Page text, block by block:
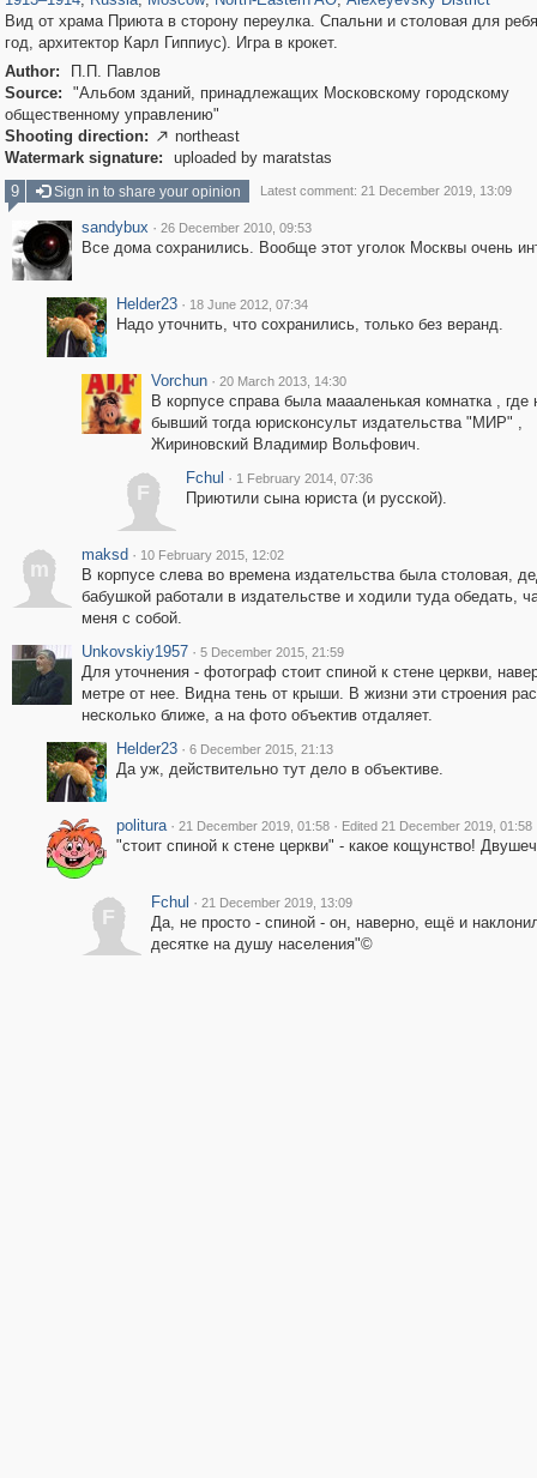
Вид от храма Приюта в сторону переулка. Спальни и столовая для
год, архитектор Карл Гиппиус). Игра в крокет.
Author:
П.П. Павлов
Source:
"Альбом зданий, принадлежащих Московскому городскому
общественному управлению"
Shooting direction:  northeast
Watermark signature:
uploaded by maratstas
9
Sign in to share your opinion Latest comment: 21 December 2019, 13:09
sandybux · 26 December 2010, 09:53
Все дома сохранились. Вообще этот уголок Москвы очень
Helder23 · 18 June 2012, 07:34
Надо уточнить, что сохранились, только без веранд.
Vorchun · 20 March 2013, 14:30
В корпусе справа была маааленькая комнатка , где
бывший тогда юрисконсульт издательства "МИР" ,
Жириновский Владимир Вольфович.
F
Fchul · 1 February 2014, 07:36
Приютили сына юриста (и русской).
m
maksd · 10 February 2015, 12:02
В корпусе слева во времена издательства была столовая,
бабушкой работали в издательстве и ходили туда обедать,
меня с собой.
Unkovskiy1957 · 5 December 2015, 21:59
Для уточнения - фотограф стоит спиной к стене церкви,
метре от нее. Видна тень от крыши. В жизни эти строения
несколько ближе, а на фото объектив отдаляет.
Helder23 · 6 December 2015, 21:13
Да уж, действительно тут дело в объективе.
politura · 21 December 2019, 01:58 · Edited 21 December 2019, 01:58
"стоит спиной к стене церкви" - какое кощунство!
F
Fchul · 21 December 2019, 13:09
Да, не просто - спиной - он, наверно, ещё и
десятке на душу населения"©